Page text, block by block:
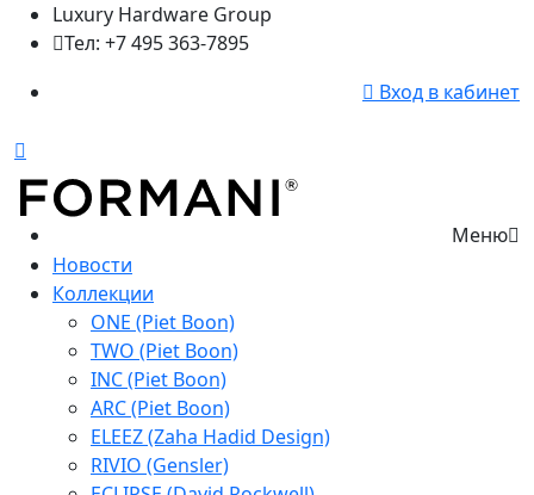
Luxury Hardware Group
Тел: +7 495 363-7895
Вход в кабинет
Меню
Новости
Коллекции
ONE (Piet Boon)
TWO (Piet Boon)
INC (Piet Boon)
ARC (Piet Boon)
ELEEZ (Zaha Hadid Design)
RIVIO (Gensler)